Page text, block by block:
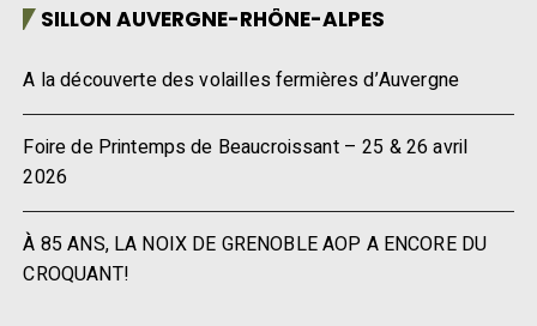
SILLON AUVERGNE-RHÔNE-ALPES
A la découverte des volailles fermières d’Auvergne
Foire de Printemps de Beaucroissant – 25 & 26 avril
2026
À 85 ANS, LA NOIX DE GRENOBLE AOP A ENCORE DU
CROQUANT!